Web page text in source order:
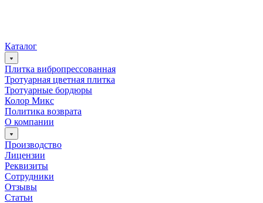
Каталог
Плитка вибропрессованная
Тротуарная цветная плитка
Тротуарные бордюры
Колор Микс
Политика возврата
О компании
Производство
Лицензии
Реквизиты
Сотрудники
Отзывы
Статьи